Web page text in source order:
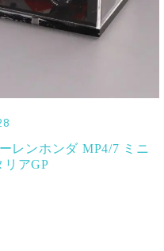
レンホンダ MP4/7 ミニ
リアGP